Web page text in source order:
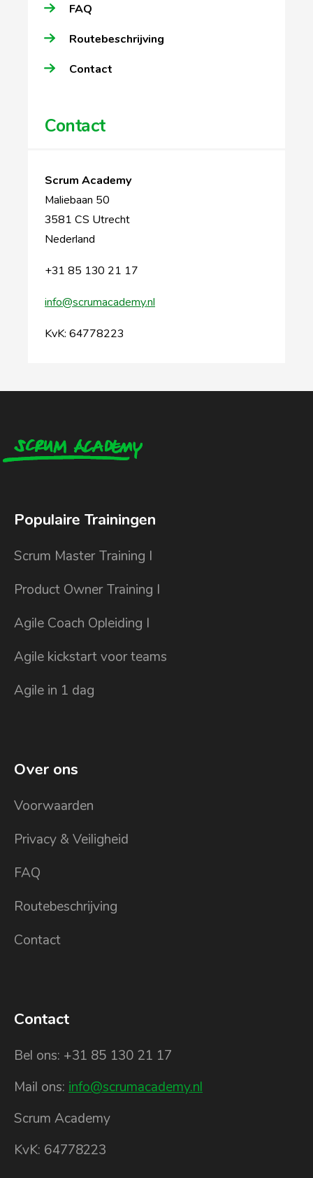
FAQ
Routebeschrijving
Contact
Contact
Scrum Academy
Maliebaan 50
3581 CS Utrecht
Nederland
+31 85 130 21 17
info@scrumacademy.nl
KvK: 64778223
Populaire Trainingen
Scrum Master Training I
Product Owner Training I
Agile Coach Opleiding I
Agile kickstart voor teams
Agile in 1 dag
Over ons
Voorwaarden
Privacy & Veiligheid
FAQ
Routebeschrijving
Contact
Contact
Bel ons: +31 85 130 21 17
Mail ons: info@scrumacademy.nl
Scrum Academy
KvK: 64778223